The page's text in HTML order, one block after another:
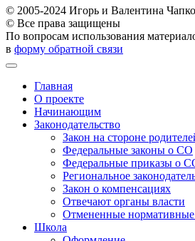
© 2005-2024 Игорь и Валентина
© Все права защищены
По вопросам использования
в форму обратной связи
Главная
О проекте
Начинающим
Законодательство
Закон на стороне
Федеральные законы о СО
Федеральные приказы о
Региональное
Закон о компенсациях
Отвечают органы власти
Отмененные
Школа